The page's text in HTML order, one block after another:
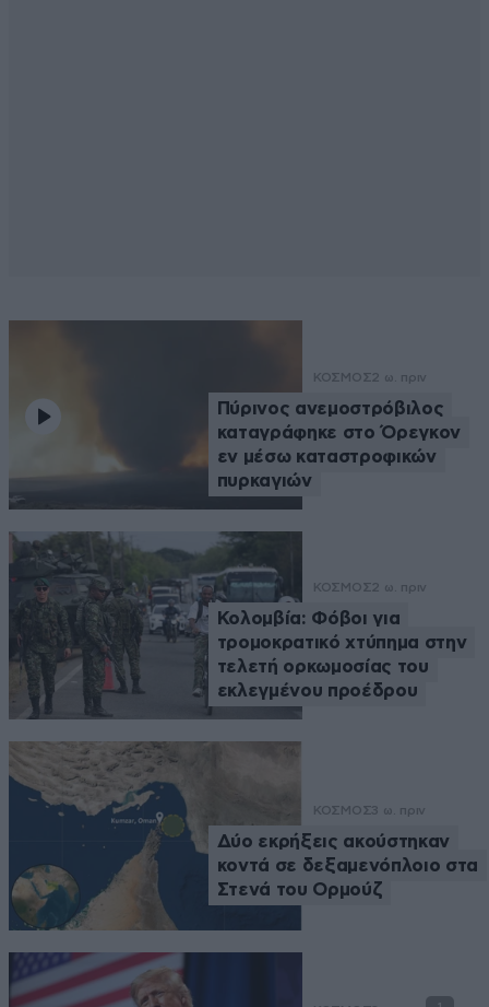
ΚΟΣΜΟΣ2 ω. πριν
Πύρινος ανεμοστρόβιλος
καταγράφηκε στο Όρεγκον
εν μέσω καταστροφικών
πυρκαγιών
ΚΟΣΜΟΣ2 ω. πριν
Κολομβία: Φόβοι για
τρομοκρατικό χτύπημα στην
τελετή ορκωμοσίας του
εκλεγμένου προέδρου
ΚΟΣΜΟΣ3 ω. πριν
Δύο εκρήξεις ακούστηκαν
κοντά σε δεξαμενόπλοιο στα
Στενά του Ορμούζ